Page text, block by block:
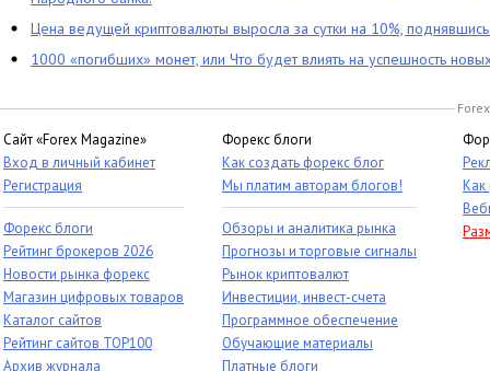
Цена ведущей криптовалюты выросла за сутки на 10%,
1000 «погибших» монет, или Что будет влиять на успешность
Сайт «Forex Magazine»
Вход в личный кабинет
Регистрация
Форекс блоги
Рейтинг брокеров 2026
Новости рынка форекс
Магазин цифровых товаров
Каталог сайтов
Рейтинг сайтов TOP100
Архив журнала
Форекс блоги
Как создать форекс блог
Мы платим авторам блогов!
Обзоры и аналитика рынка
Прогнозы и торговые сигналы
Рынок криптовалют
Инвестиции, инвест-счета
Программное обеспечение
Обучающие материалы
Платные блоги
Как